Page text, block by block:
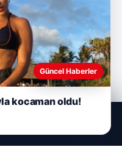
Güncel Haberler
kocaman oldu!